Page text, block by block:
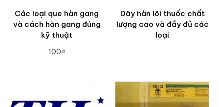
Các loại que hàn gang
và cách hàn gang đúng
kỹ thuật
100₫
Dây hàn lõi thuốc chất
lượng cao và đầy đủ các
loại